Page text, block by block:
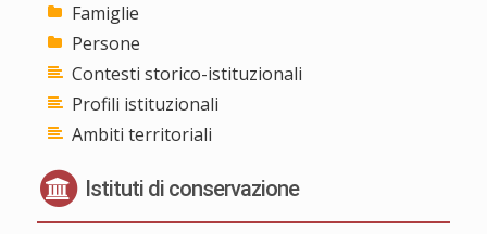
Famiglie
Persone
Contesti storico-istituzionali
Profili istituzionali
Ambiti territoriali
Istituti di conservazione